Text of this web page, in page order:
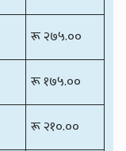
रू २७५.००
रू १७५.००
रू २१०.००